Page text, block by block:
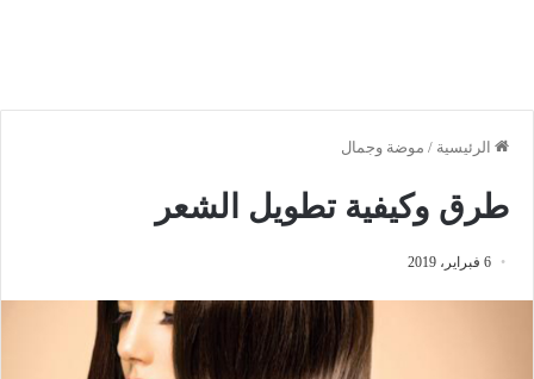
الرئيسية / موضة وجمال
طرق وكيفية تطويل الشعر
6 فبراير، 2019